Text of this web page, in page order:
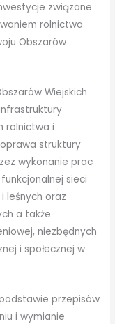
związane
rolnictwa
Obszarów
Wiejskich
rolnictwa i
struktury
wykonanie prac
sieci
leśnych oraz
a także
niezbędnych
i społecznej w
przepisów
i wymianie